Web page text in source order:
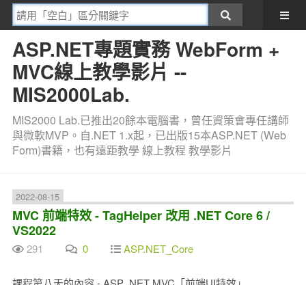
ASP.NET專題實務 WebForm +
MVC線上教學影片 --
MIS2000Lab.
MIS2000 Lab.已推出20餘本電腦書，曾任資策會專任講師
與微軟MVP。自.NET 1.x起，已出版15本ASP.NET (Web
Form)書籍，也有遠距教學 線上教程 教學影片
2022-08-15
MVC 前端特效 - TagHelper 改用 .NET Core 6 /
VS2022
291 0 ASP.NET_Core